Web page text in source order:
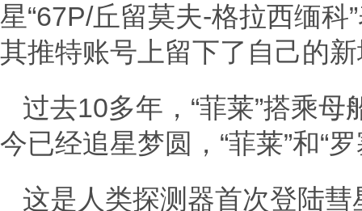
星“67P/丘留莫夫-格拉西缅
其推特账号上留下了自己的
过去10多年，“菲莱”搭乘母
今已经追星梦圆，“菲莱”和“
这是人类探测器首次登陆彗